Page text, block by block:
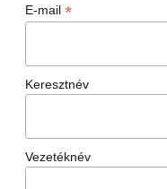
E-mail *
Keresztnév
Vezetéknév